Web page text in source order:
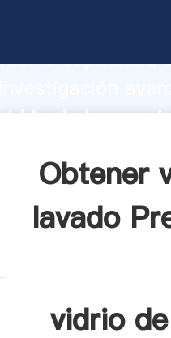
capacidad
de la
Obtener
lavado
vidrio